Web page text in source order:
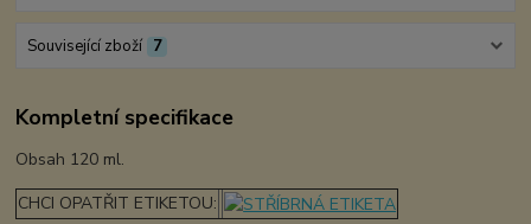
Související zboží 7
Kompletní specifikace
Obsah 120 ml.
CHCI OPATŘIT ETIKETOU: